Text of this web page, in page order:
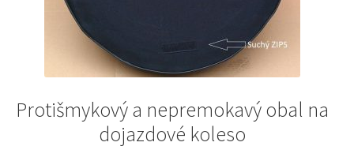
Protišmykový a nepremokavý obal na
dojazdové koleso